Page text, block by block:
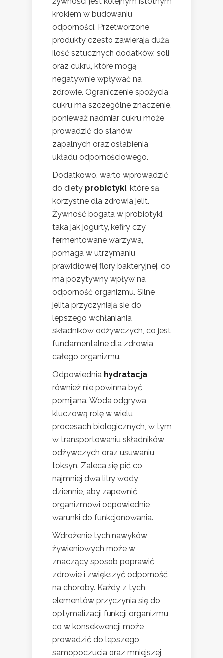
krokiem w budowaniu
odporności. Przetworzone
produkty często zawierają dużą
ilość sztucznych dodatków, soli
oraz cukru, które mogą
negatywnie wpływać na
zdrowie. Ograniczenie spożycia
cukru ma szczególne znaczenie,
ponieważ nadmiar cukru może
prowadzić do stanów
zapalnych oraz osłabienia
układu odpornościowego.
Dodatkowo, warto wprowadzić
do diety probiotyki, które są
korzystne dla zdrowia jelit.
Żywność bogata w probiotyki,
taka jak jogurty, kefiry czy
fermentowane warzywa,
pomaga w utrzymaniu
prawidłowej flory bakteryjnej, co
ma pozytywny wpływ na
odporność organizmu. Silne
jelita przyczyniają się do
lepszego wchłaniania
składników odżywczych, co jest
fundamentalne dla zdrowia
całego organizmu.
Odpowiednia hydratacja
również nie powinna być
pomijana. Woda odgrywa
kluczową rolę w wielu
procesach biologicznych, w tym
w transportowaniu składników
odżywczych oraz usuwaniu
toksyn. Zaleca się pić co
najmniej dwa litry wody
dziennie, aby zapewnić
organizmowi odpowiednie
warunki do funkcjonowania.
Wdrożenie tych nawyków
żywieniowych może w
znaczący sposób poprawić
zdrowie i zwiększyć odporność
na choroby. Każdy z tych
elementów przyczynia się do
optymalizacji funkcji organizmu,
co w konsekwencji może
prowadzić do lepszego
samopoczucia oraz mniejszej